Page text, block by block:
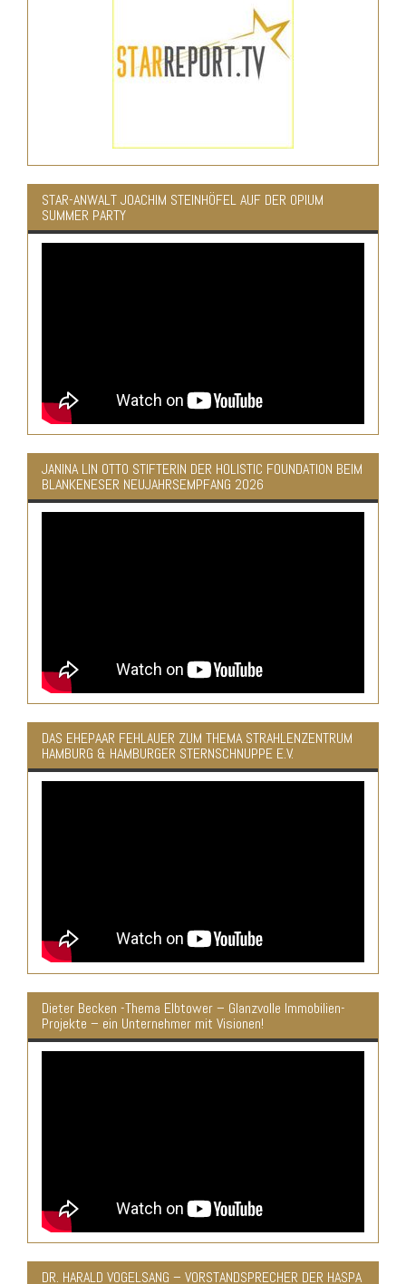
STAR-ANWALT JOACHIM STEINHÖFEL AUF DER OPIUM
SUMMER PARTY
JANINA LIN OTTO STIFTERIN DER HOLISTIC FOUNDATION BEIM
BLANKENESER NEUJAHRSEMPFANG 2026
DAS EHEPAAR FEHLAUER ZUM THEMA STRAHLENZENTRUM
HAMBURG & HAMBURGER STERNSCHNUPPE E.V.
Dieter Becken -Thema Elbtower – Glanzvolle Immobilien-
Projekte – ein Unternehmer mit Visionen!
DR. HARALD VOGELSANG – VORSTANDSPRECHER DER HASPA